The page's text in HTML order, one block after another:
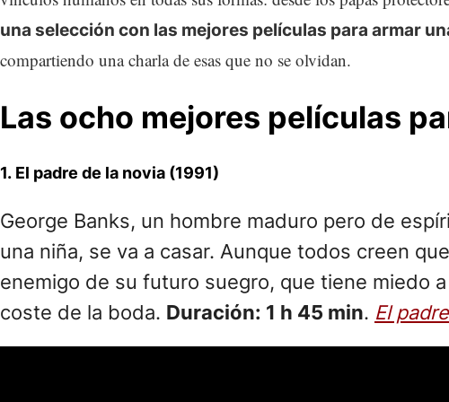
una selección con las mejores películas para armar
compartiendo una charla de esas que no se olvidan.
Las ocho mejores películas
1. El padre de la novia (1991)
George Banks, un hombre maduro pero de
una niña, se va a casar. Aunque todos creen
enemigo de su futuro suegro, que tiene miedo
coste de la boda. Duración: 1 h 45 min. El